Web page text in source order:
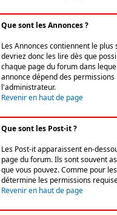
Que sont les Annonces ?
Les Annonces contiennent le
devriez donc les lire dès que
chaque page du forum dans
annonce dépend des
l'administrateur.
Revenir en haut de page
Que sont les Post-it ?
Les Post-it apparaissent en-
page du forum. Ils sont souvent
que vous pouvez. Comme pour
détermine les permissions
Revenir en haut de page